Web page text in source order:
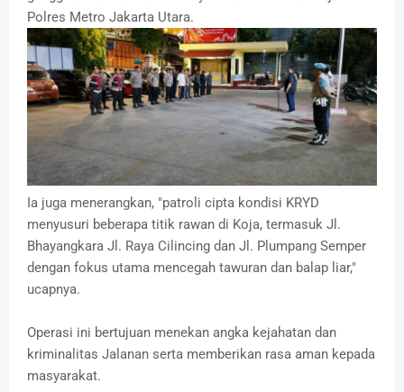
Polres Metro Jakarta Utara.
Ia juga menerangkan, "patroli cipta kondisi KRYD
menyusuri beberapa titik rawan di Koja, termasuk Jl.
Bhayangkara Jl. Raya Cilincing dan Jl. Plumpang Semper
dengan fokus utama mencegah tawuran dan balap liar,"
ucapnya.
Operasi ini bertujuan menekan angka kejahatan dan
kriminalitas Jalanan serta memberikan rasa aman kepada
masyarakat.